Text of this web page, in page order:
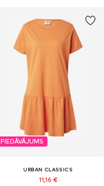
PIEDĀVĀJUMS
URBAN CLASSICS
11,16 €